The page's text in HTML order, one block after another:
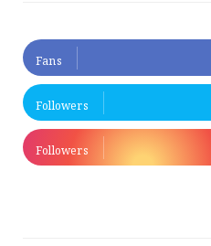
Fans
Followers
Followers